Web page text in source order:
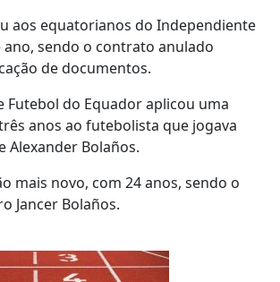
aos equatorianos do Independiente
ano, sendo o contrato anulado
de documentos.
Futebol do Equador aplicou uma
anos ao futebolista que jogava
Alexander Bolaños.
mais novo, com 24 anos, sendo o
Jancer Bolaños.